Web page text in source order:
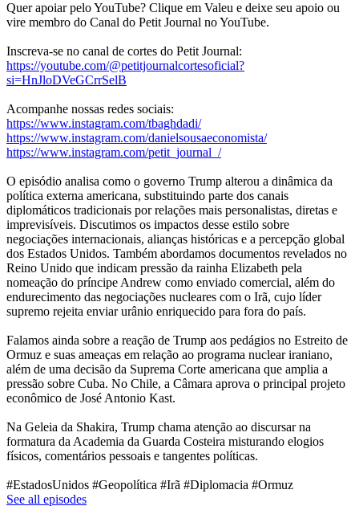
Quer apoiar pelo YouTube? Clique em Valeu e deixe seu apoio ou
vire membro do Canal do Petit Journal no YouTube.
Inscreva-se no canal de cortes do Petit Journal:
https://youtube.com/@petitjournalcortesoficial?
si=HnJloDVeGCrrSelB
Acompanhe nossas redes sociais:
https://www.instagram.com/tbaghdadi/
https://www.instagram.com/danielsousaeconomista/
https://www.instagram.com/petit_journal_/
O episódio analisa como o governo Trump alterou a dinâmica da
política externa americana, substituindo parte dos canais
diplomáticos tradicionais por relações mais personalistas, diretas e
imprevisíveis. Discutimos os impactos desse estilo sobre
negociações internacionais, alianças históricas e a percepção global
dos Estados Unidos. Também abordamos documentos revelados no
Reino Unido que indicam pressão da rainha Elizabeth pela
nomeação do príncipe Andrew como enviado comercial, além do
endurecimento das negociações nucleares com o Irã, cujo líder
supremo rejeita enviar urânio enriquecido para fora do país.
Falamos ainda sobre a reação de Trump aos pedágios no Estreito de
Ormuz e suas ameaças em relação ao programa nuclear iraniano,
além de uma decisão da Suprema Corte americana que amplia a
pressão sobre Cuba. No Chile, a Câmara aprova o principal projeto
econômico de José Antonio Kast.
Na Geleia da Shakira, Trump chama atenção ao discursar na
formatura da Academia da Guarda Costeira misturando elogios
físicos, comentários pessoais e tangentes políticas.
#EstadosUnidos #Geopolítica #Irã #Diplomacia #Ormuz
See all episodes